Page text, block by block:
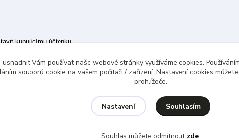
kupujícímu účtenku.
online; v případě technického výpadku pak nejpozději do 48 hodin.
usnadnit Vám používat naše webové stránky využíváme cookies.
souborů cookie na vašem počítači / zařízení. Nastavení cookies
prohlížeče.
Nastavení Souhlasím
Souhlas můžete odmítnout zde.